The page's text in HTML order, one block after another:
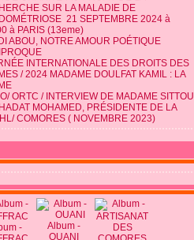
SUR LA MALADIE DE
21 SEPTEMBRE 2024 à
à PARIS (13eme)
ABOU, NOTRE AMOUR POÉTIQUE
INTERNATIONALE DES DROITS DES
/ 2024 MADAME DOULFAT KAMIL : LA
ORTC / INTERVIEW DE MADAME SITTOU
MOHAMED, PRÉSIDENTE DE LA
COMORES ( NOVEMBRE 2023)
-
Album -
OUANI